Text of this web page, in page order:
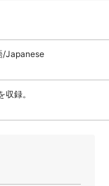
/Japanese
録。